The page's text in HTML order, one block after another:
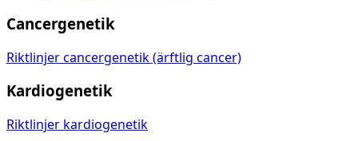
Cancergenetik
Riktlinjer cancergenetik (ärftlig cancer)
Kardiogenetik
Riktlinjer kardiogenetik